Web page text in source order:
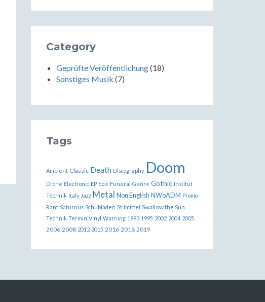
Category
Geprüfte Veröffentlichung(18)
Sonstiges Musik (7)
Tags
Ambient Classic Death Discography Doom
Drone Electronic EP Epic Funeral Genre Gothic Institut
Technik Italy Jazz Metal Non English NWoADM Promo
Rant Saturnus Schubladen Stilmittel Swallow the Sun
Technik Termin Vinyl Warning 1993 1995 2002 2004 2005
2006 2008 2012 2015 2016 2018 2019